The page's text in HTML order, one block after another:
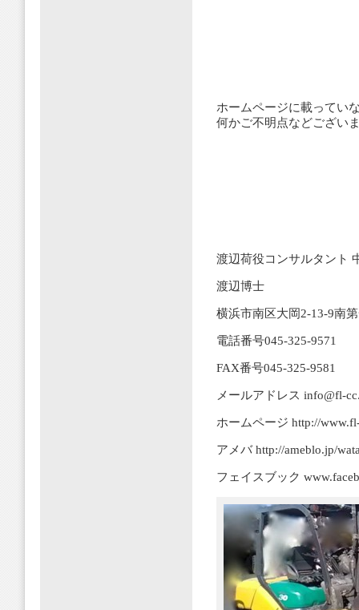
ホームページに載ってい
何かご不明点などござい
渡辺荷役コンサルタント
渡辺博士
横浜市南区大岡2-13-9南
電話番号045-325-9571
FAX番号045-325-9581
メールアドレス info@fl-
ホームページ http://
アメバ http://ameblo.jp/
フェイスブック